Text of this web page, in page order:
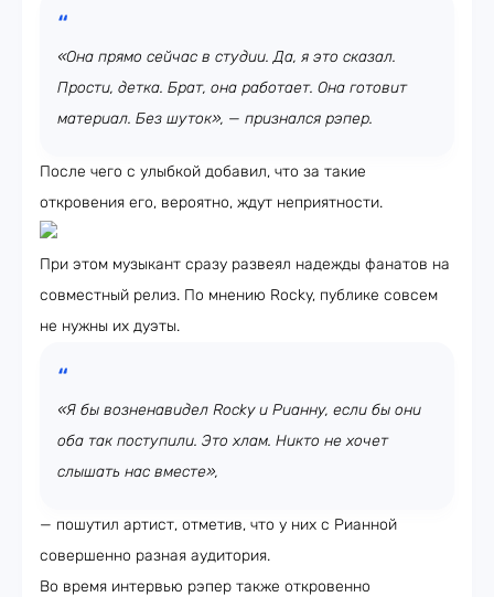
«Она прямо сейчас в студии. Да, я это сказал.
Прости, детка. Брат, она работает. Она готовит
материал. Без шуток», — признался рэпер.
После чего с улыбкой добавил, что за такие
откровения его, вероятно, ждут неприятности.
При этом музыкант сразу развеял надежды фанатов на
совместный релиз. По мнению Rocky, публике совсем
не нужны их дуэты.
«Я бы возненавидел Rocky и Рианну, если бы они
оба так поступили. Это хлам. Никто не хочет
слышать нас вместе»,
— пошутил артист, отметив, что у них с Рианной
совершенно разная аудитория.
Во время интервью рэпер также откровенно